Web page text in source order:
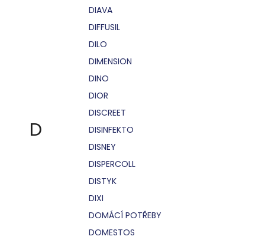
D
DIAVA
DIFFUSIL
DILO
DIMENSION
DINO
DIOR
DISCREET
DISINFEKTO
DISNEY
DISPERCOLL
DISTYK
DIXI
DOMÁCÍ POTŘEBY
DOMESTOS